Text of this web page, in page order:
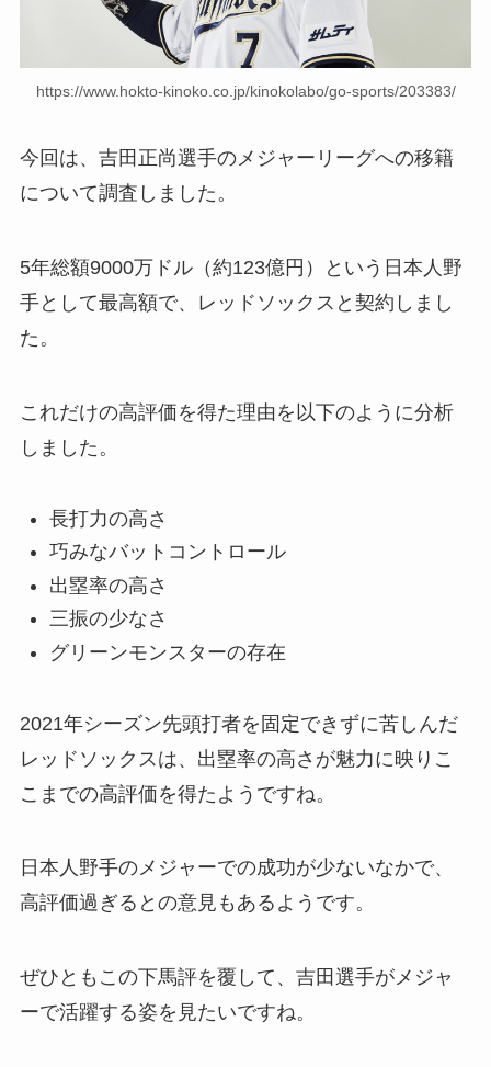
https://www.hokto-kinoko.co.jp/kinokolabo/go-sports/203383/
今回は、吉田正尚選手のメジャーリーグへの移籍
について調査しました。
5年総額9000万ドル（約123億円）という日本人野
手として最高額で、レッドソックスと契約しまし
た。
これだけの高評価を得た理由を以下のように分析
しました。
長打力の高さ
巧みなバットコントロール
出塁率の高さ
三振の少なさ
グリーンモンスターの存在
2021年シーズン先頭打者を固定できずに苦しんだ
レッドソックスは、出塁率の高さが魅力に映りこ
こまでの高評価を得たようですね。
日本人野手のメジャーでの成功が少ないなかで、
高評価過ぎるとの意見もあるようです。
ぜひともこの下馬評を覆して、吉田選手がメジャ
ーで活躍する姿を見たいですね。